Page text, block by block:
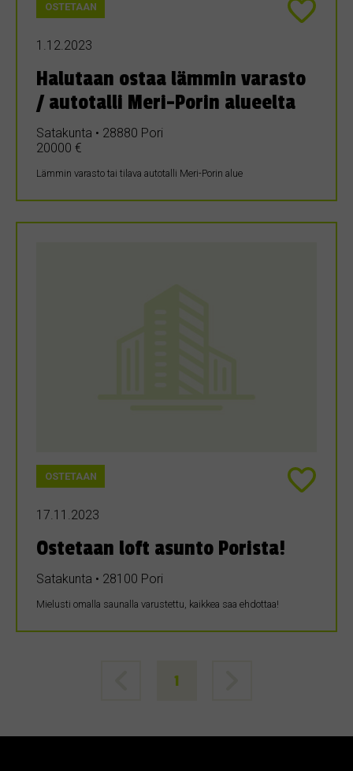
OSTETAAN
1.12.2023
Halutaan ostaa lämmin varasto
/ autotalli Meri-Porin alueelta
Satakunta • 28880 Pori
20000 €
Lämmin varasto tai tilava autotalli Meri-Porin alue
OSTETAAN
17.11.2023
Ostetaan loft asunto Porista!
Satakunta • 28100 Pori
Mielusti omalla saunalla varustettu, kaikkea saa ehdottaa!
1